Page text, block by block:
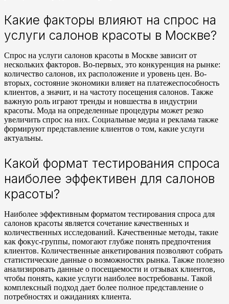
Какие факторы влияют на спрос на
услуги салонов красоты в Москве?
Спрос на услуги салонов красоты в Москве зависит от
нескольких факторов. Во-первых, это конкуренция на рынке:
количество салонов, их расположение и уровень цен. Во-
вторых, состояние экономики влияет на платежеспособность
клиентов, а значит, и на частоту посещения салонов. Также
важную роль играют тренды и новшества в индустрии
красоты. Мода на определенные процедуры может резко
увеличить спрос на них. Социальные медиа и реклама также
формируют представление клиентов о том, какие услуги
актуальны.
Какой формат тестирования спроса
наиболее эффективен для салонов
красоты?
Наиболее эффективным форматом тестирования спроса для
салонов красоты является сочетание качественных и
количественных исследований. Качественные методы, такие
как фокус-группы, помогают глубже понять предпочтения
клиентов. Количественные анкетирования позволяют собрать
статистические данные о возможностях рынка. Также полезно
анализировать данные о посещаемости и отзывах клиентов,
чтобы понять, какие услуги наиболее востребованы. Такой
комплексный подход дает более полное представление о
потребностях и ожиданиях клиента.